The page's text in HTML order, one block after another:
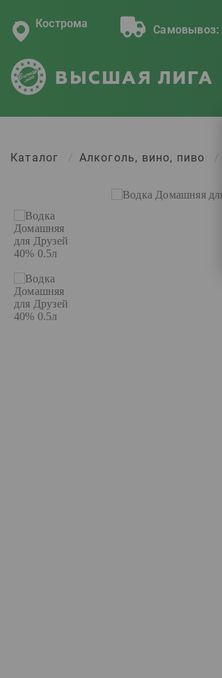
Кострома
Самовывоз:
Каталог Алкоголь, вино, пиво